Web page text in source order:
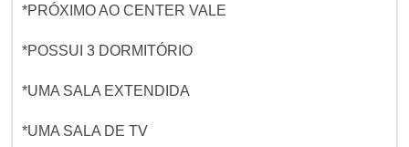
*PRÓXIMO AO CENTER VALE
*POSSUI 3 DORMITÓRIO
*UMA SALA EXTENDIDA
*UMA SALA DE TV